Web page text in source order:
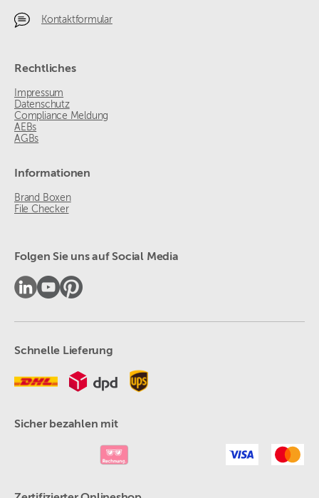
Kontaktformular
Rechtliches
Impressum
Datenschutz
Compliance Meldung
AEBs
AGBs
Informationen
Brand Boxen
File Checker
Folgen Sie uns auf Social Media
Schnelle Lieferung
Sicher bezahlen mit